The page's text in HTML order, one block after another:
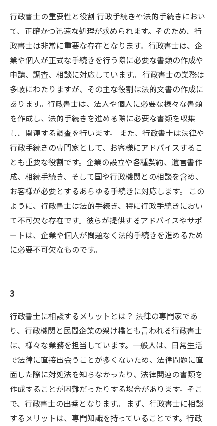
行政書士の重要性と役割 行政手続きや法的手続きにおい
て、正確かつ迅速な処理が求められます。そのため、行
政書士は非常に重要な存在となります。行政書士は、企
業や個人が正式な手続きを行う際に必要な書類の作成や
申請、調査、相談に対応しています。 行政書士の業務は
多岐にわたりますが、その主な役割は法的文書の作成に
あります。行政書士は、法人や個人に必要な様々な書類
を作成し、法的手続きを進める際に必要な書類を収集
し、関連する調査を行います。 また、行政書士は法律や
行政手続きの専門家として、お客様にアドバイスするこ
とも重要な役割です。企業の設立や各種契約、遺言書作
成、相続手続き、そして国や行政機関との相談を含め、
お客様が必要とするあらゆる手続きに対応します。 この
ように、行政書士は法的手続き、特に行政手続きにおい
て不可欠な存在です。彼らが提供するアドバイスやサポ
ートは、企業や個人が問題なく法的手続きを進めるため
に必要不可欠なものです。
3
行政書士に相談するメリットとは？ 法律の専門家であ
り、行政機関と民間企業の架け橋とも言われる行政書士
は、様々な業務を担当しています。一般人は、日常生活
で法律に直接出会うことが多くないため、法律問題に直
面した際に対処法を知らなかったり、法律関連の書類を
作成することが困難だったりする場合があります。そこ
で、行政書士の出番となります。 まず、行政書士に相談
するメリットは、専門知識を持っていることです。行政